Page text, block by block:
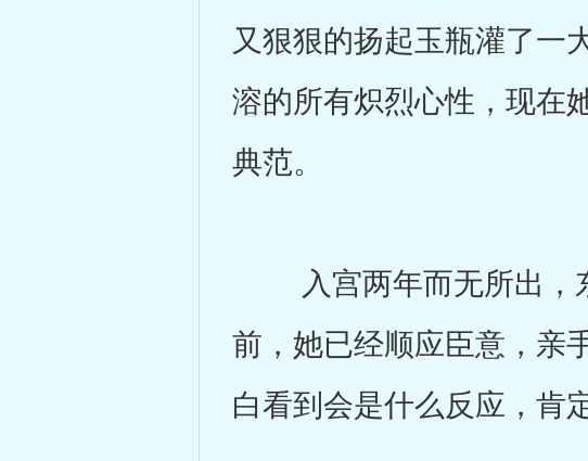
又狠狠的扬起玉瓶灌了一
溶的所有炽烈心性，现在
典范。
入宫两年而无所出，
前，她已经顺应臣意，亲
白看到会是什么反应，肯